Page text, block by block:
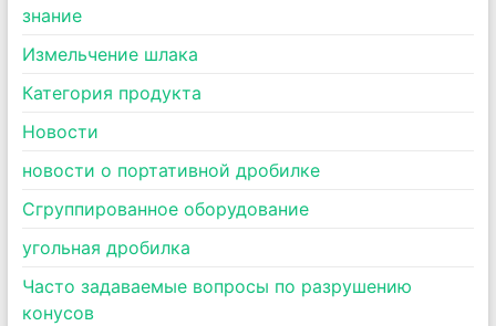
знание
Измельчение шлака
Категория продукта
Новости
новости о портативной дробилке
Сгруппированное оборудование
угольная дробилка
Часто задаваемые вопросы по разрушению
конусов